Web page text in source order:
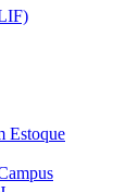
Estoque